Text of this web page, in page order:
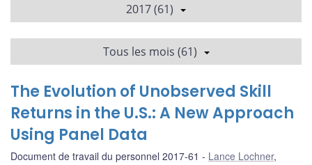
2017 (61)
Tous les mois (61)
The Evolution of Unobserved Skill
Returns in the U.S.: A New Approach
Using Panel Data
Document de travail du personnel 2017-61 Lance Lochner,